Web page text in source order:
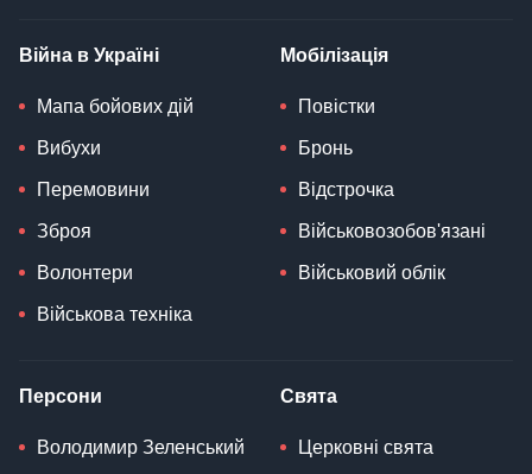
Війна в Україні
Мапа бойових дій
Вибухи
Перемовини
Зброя
Волонтери
Військова техніка
Мобілізація
Повістки
Бронь
Відстрочка
Військовозобов'язані
Військовий облік
Персони
Володимир Зеленський
Свята
Церковні свята